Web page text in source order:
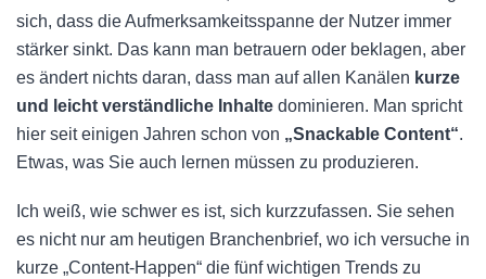
sich, dass die Aufmerksamkeitsspanne der Nutzer immer
stärker sinkt. Das kann man betrauern oder beklagen, aber
es ändert nichts daran, dass man auf allen Kanälen kurze
und leicht verständliche Inhalte dominieren. Man spricht
hier seit einigen Jahren schon von „Snackable Content“.
Etwas, was Sie auch lernen müssen zu produzieren.
Ich weiß, wie schwer es ist, sich kurzzufassen. Sie sehen
es nicht nur am heutigen Branchenbrief, wo ich versuche in
kurze „Content-Happen“ die fünf wichtigen Trends zu